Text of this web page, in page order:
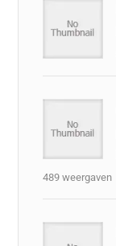
489 weergaven